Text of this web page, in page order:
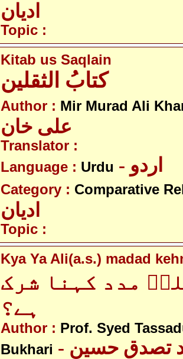
ادیان
Topic :
Kitab us Saqlain
کتابُ الثقلین
Author : Mir Murad Ali
علی خان
Translator :
Language : Urdu - اردو
Category : Comparative
ادیان
Topic :
Kya Ya Ali(a.s.) madad
مدد کہنا شرک
ہے؟
Author : Prof. Syed
Bukhari - پروفیسر سیّد تصدق حسین